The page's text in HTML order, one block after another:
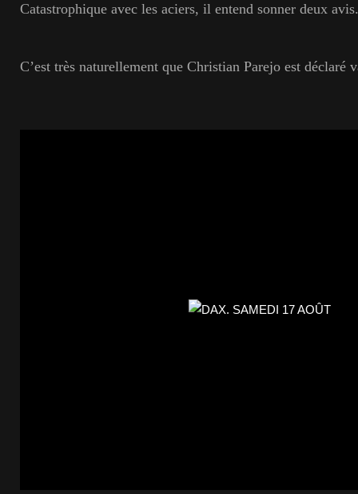
Catastrophique avec les aciers, il entend sonner deux avis.
C’est très naturellement que Christian Parejo est déclaré